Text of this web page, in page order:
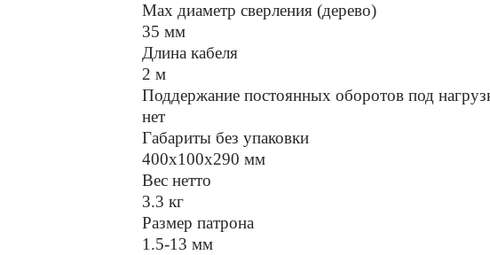
Мах диаметр сверления (дерево)
35 мм
Длина кабеля
2 м
Поддержание постоянных оборотов под
нет
Габариты без упаковки
400x100x290 мм
Вес нетто
3.3 кг
Размер патрона
1.5-13 мм